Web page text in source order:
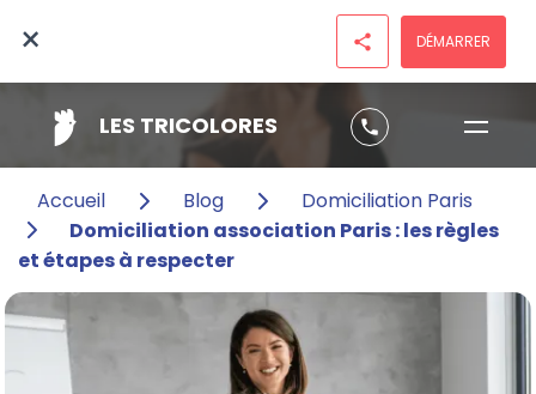
LES TRICOLORES phone
× share DÉMARRER
Accueil Blog
Domiciliation Paris
Domiciliation association Paris : les règles
et étapes à respecter